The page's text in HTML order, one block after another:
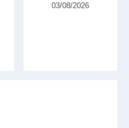
03/08/2026